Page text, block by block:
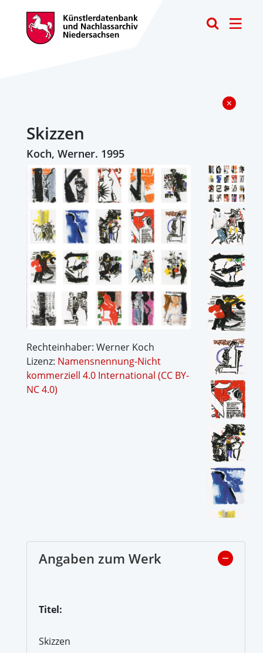
Skizzen
Koch, Werner. 1995
Rechteinhaber: Werner Koch
Lizenz: Namensnennung-Nicht
kommerziell 4.0 International (CC BY-
NC 4.0)
Angaben zum Werk
Titel:
Skizzen